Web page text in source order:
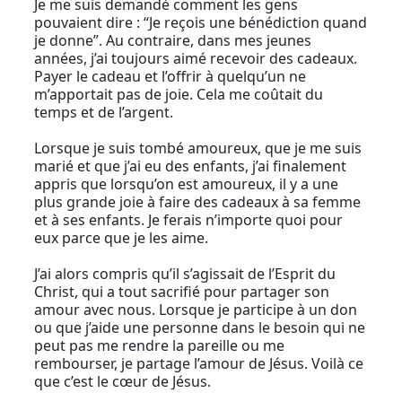
Je me suis demandé comment les gens
pouvaient dire : “Je reçois une bénédiction quand
je donne”. Au contraire, dans mes jeunes
années, j’ai toujours aimé recevoir des cadeaux.
Payer le cadeau et l’offrir à quelqu’un ne
m’apportait pas de joie. Cela me coûtait du
temps et de l’argent.
Lorsque je suis tombé amoureux, que je me suis
marié et que j’ai eu des enfants, j’ai finalement
appris que lorsqu’on est amoureux, il y a une
plus grande joie à faire des cadeaux à sa femme
et à ses enfants. Je ferais n’importe quoi pour
eux parce que je les aime.
J’ai alors compris qu’il s’agissait de l’Esprit du
Christ, qui a tout sacrifié pour partager son
amour avec nous. Lorsque je participe à un don
ou que j’aide une personne dans le besoin qui ne
peut pas me rendre la pareille ou me
rembourser, je partage l’amour de Jésus. Voilà ce
que c’est le cœur de Jésus.